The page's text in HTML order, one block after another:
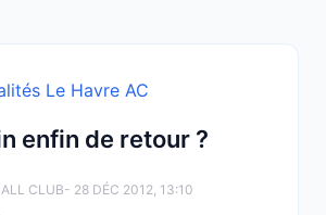
Le Havre AC
enfin de retour ?
CLUB- 28 DÉC 2012, 13:10